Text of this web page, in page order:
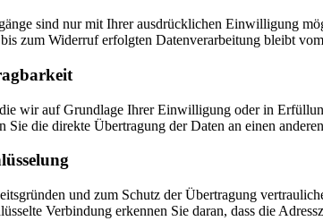
sind nur mit Ihrer ausdrücklichen Einwilligung
zum Widerruf erfolgten Datenverarbeitung bleibt
wir auf Grundlage Ihrer Einwilligung oder in
Sie die direkte Übertragung der Daten an einen
und zum Schutz der Übertragung
Verbindung erkennen Sie daran, dass die